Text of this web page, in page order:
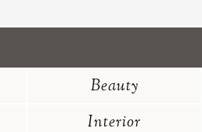
Beauty
Interior